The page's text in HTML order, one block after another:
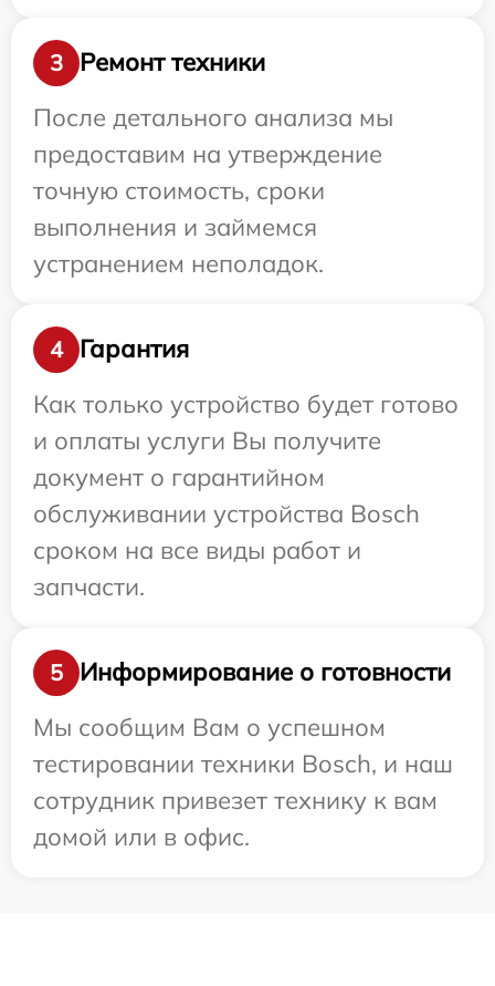
3
Ремонт техники
После детального анализа мы
предоставим на утверждение
точную стоимость, сроки
выполнения и займемся
устранением неполадок.
4
Гарантия
Как только устройство будет готово
и оплаты услуги Вы получите
документ о гарантийном
обслуживании устройства Bosch
сроком на все виды работ и
запчасти.
5
Информирование о готовности
Мы сообщим Вам о успешном
тестировании техники Bosch, и наш
сотрудник привезет технику к вам
домой или в офис.